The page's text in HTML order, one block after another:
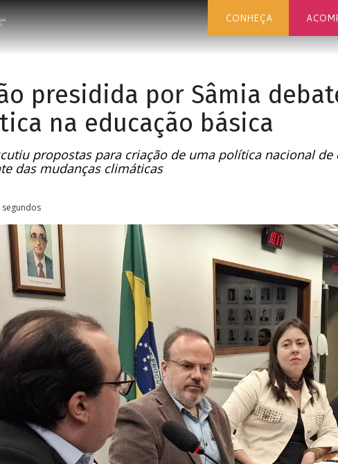
CONHEÇA
presidida por Sâmia
na educação básica
propostas para criação de uma política nacional de
das mudanças climáticas